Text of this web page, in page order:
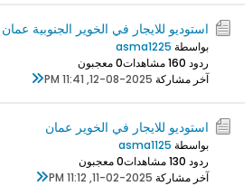
استوديو للايجار في الخوير الجنوبية عمان
بواسطة asma1225
ردود 0
16 مشاهدات
0 معجبون
آخر مشاركة 12-08-2025, 11:41 PM
استوديو للايجار في الخوير عمان
بواسطة asma1125
ردود 0
13 مشاهدات
0 معجبون
آخر مشاركة 11-02-2025, 11:12 PM